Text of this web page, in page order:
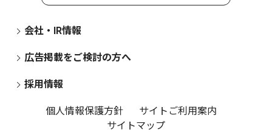
会社・IR情報
広告掲載をご検討の方へ
採用情報
個人情報保護方針
サイトご利用案内
サイトマップ